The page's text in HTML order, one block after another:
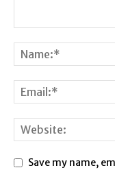
Save my name,